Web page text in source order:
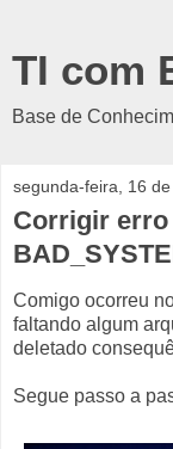
TI com
Base de
segunda-feira, 16
Corrigir erro
Comigo ocorreu
faltando algum
deletado
Segue passo a